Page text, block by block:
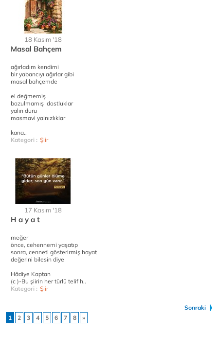
18 Kasım '18
Masal Bahçem
ağırladım kendimi
bir yabancıyı ağırlar gibi
masal bahçemde
el değmemiş
bozulmamış dostluklar
yalın duru
masmavi yalnızlıklar
kana..
Kategori : Şiir
17 Kasım '18
H a y a t
meğer
önce, cehennemi yaşatıp
sonra, cenneti gösterirmiş hayat
değerini bilesin diye
Hâdiye Kaptan
(c )-Bu şiirin her türlü telif h..
Kategori : Şiir
Sonraki
1
2 3 4 5 6 7 8 »